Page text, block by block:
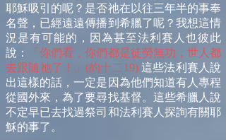
耶穌吸引的呢？是否祂在以往三年半的事奉
名聲，已經遠遠傳播到希臘了呢？我想這情
況是有可能的，因為甚至法利賽人也彼此
說：
「你們看，你們都是徒勞無功，世人都
去跟隨祂了！」(約十二19)這些法利賽人說
出這樣的話，一定是因為他們知道有人專程
從國外來，為了要尋找基督。這些希臘人說
不定早已去找過祭司和法利賽人探詢有關耶
穌的事了。